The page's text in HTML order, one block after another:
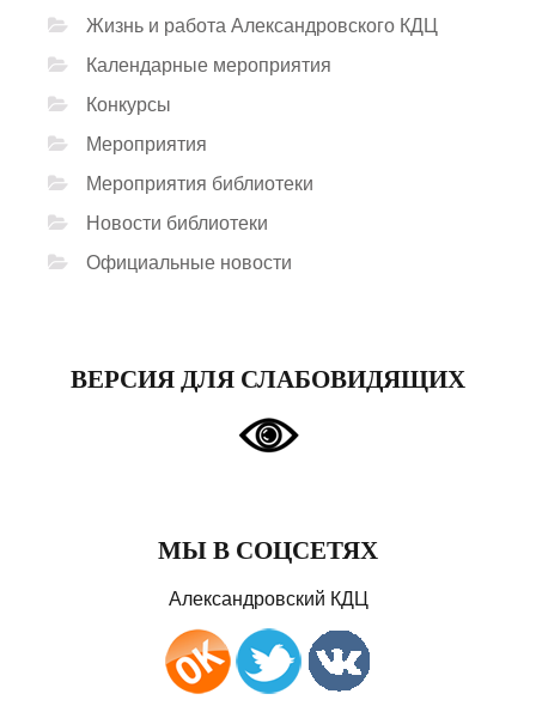
Жизнь и работа Александровского КДЦ
Календарные мероприятия
Конкурсы
Мероприятия
Мероприятия библиотеки
Новости библиотеки
Официальные новости
ВЕРСИЯ ДЛЯ СЛАБОВИДЯЩИХ
МЫ В СОЦСЕТЯХ
Александровский КДЦ